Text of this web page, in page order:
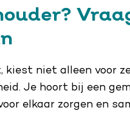
niet alleen voor
Je hoort bij een
elkaar zorgen en